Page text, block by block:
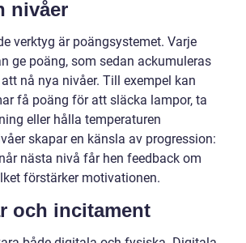
nivåer
verktyg är poängsystemet. Varje
ge poäng, som sedan ackumuleras
nå nya nivåer. Till exempel kan
få poäng för att släcka lampor, ta
eller hålla temperaturen
skapar en känsla av progression:
nästa nivå får hen feedback om
förstärker motivationen.
och incitament